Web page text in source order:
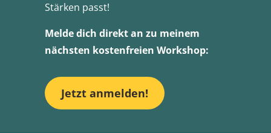
Stärken passt!
Melde dich direkt an zu meinem
nächsten kostenfreien Workshop:
Jetzt anmelden!